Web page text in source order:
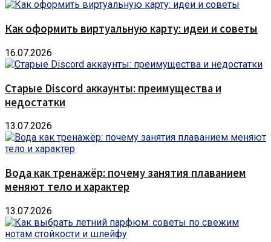
Как оформить виртуальную карту: идеи и советы
16.07.2026
Старые Discord аккаунты: преимущества и
недостатки
13.07.2026
Вода как тренажёр: почему занятия плаванием
меняют тело и характер
13.07.2026